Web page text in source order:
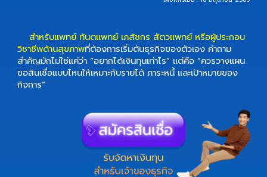
สำหรับแพทย์ ทันตแพทย์ เภสัชกร สัตวแพทย์ หรือผู้ประกอบ
วิชาชีพด้านสุขภาพที่ต้องการเริ่มต้นธุรกิจของตัวเอง คำถาม
สำคัญมักไม่ใช่แค่ว่า “อยากได้เงินทุนเท่าไร” แต่คือ “ควรวางแผน
ขอสินเชื่อแบบไหนให้เหมาะกับรายได้ ภาระหนี้ และเป้าหมายของ
กิจการ”